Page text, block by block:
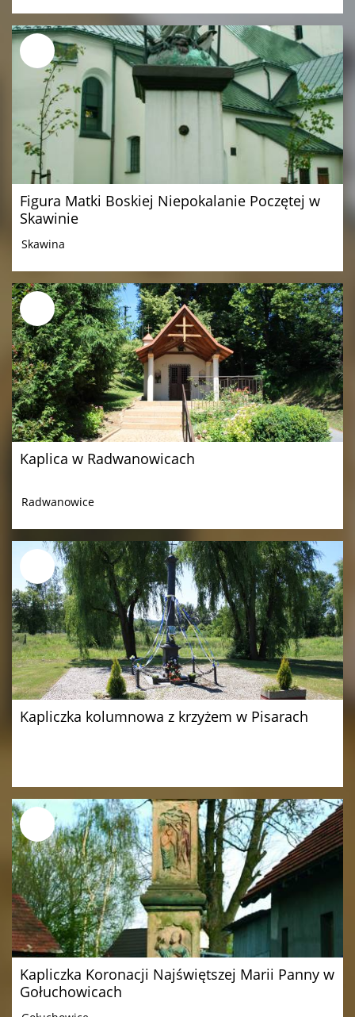
Figura Matki Boskiej Niepokalanie Poczętej w
Skawinie
Skawina
Kaplica w Radwanowicach
Radwanowice
Kapliczka kolumnowa z krzyżem w Pisarach
Kapliczka Koronacji Najświętszej Marii Panny w
Gołuchowicach